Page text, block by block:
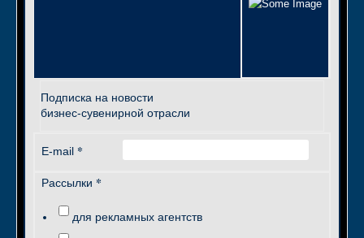
Подписка на новости
бизнес-сувенирной отрасли
E-mail *
Рассылки *
для рекламных агентств